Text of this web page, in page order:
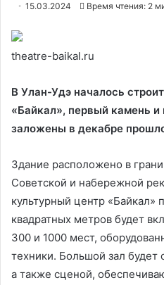
15.03.2024 Время чтения: 2
theatre-baikal.ru
В Улан-Удэ началось
«Байкал», первый камень
заложены в декабре
Здание расположено в
Советской и набережной
культурный центр «Байкал»
квадратных метров будет
300 и 1000 мест,
техники. Большой зал
а также сценой,